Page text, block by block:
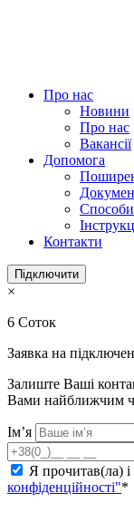
Про нас
Новини
Про нас
Вакансії
Допомога
Контакти
Підключити
×
6 Соток
Заявка на
Залиште Ваші
Вами найближчим
Ім’я
Я прочитав(ла)
конфіденційності"*